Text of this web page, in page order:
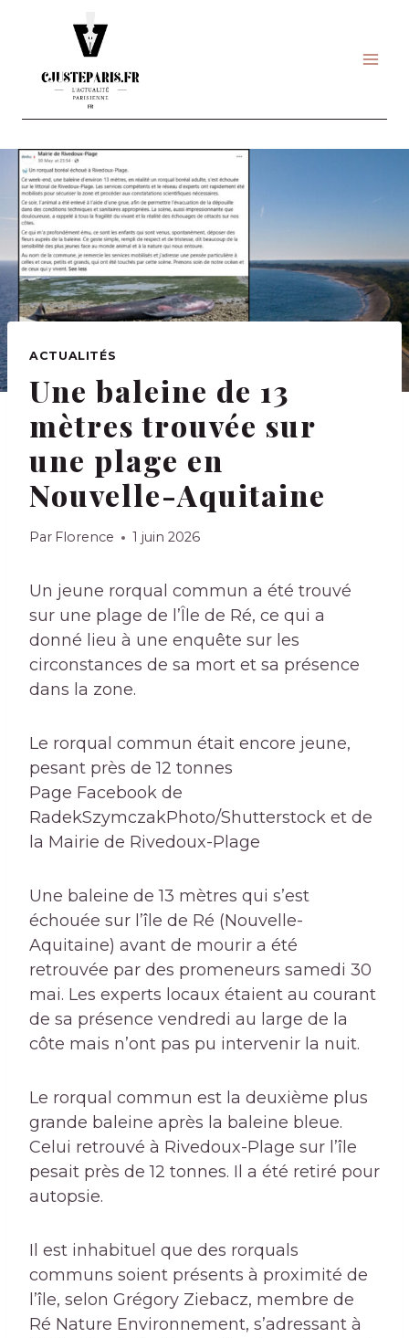
ACTUALITÉS
Une baleine de 13
mètres trouvée sur
une plage en
Nouvelle-Aquitaine
Par Florence 1 juin 2026
Un jeune rorqual commun a été trouvé
sur une plage de l’Île de Ré, ce qui a
donné lieu à une enquête sur les
circonstances de sa mort et sa présence
dans la zone.
Le rorqual commun était encore jeune,
pesant près de 12 tonnes
Page Facebook de
RadekSzymczakPhoto/Shutterstock et de
la Mairie de Rivedoux-Plage
Une baleine de 13 mètres qui s’est
échouée sur l’île de Ré (Nouvelle-
Aquitaine) avant de mourir a été
retrouvée par des promeneurs samedi 30
mai. Les experts locaux étaient au courant
de sa présence vendredi au large de la
côte mais n’ont pas pu intervenir la nuit.
Le rorqual commun est la deuxième plus
grande baleine après la baleine bleue.
Celui retrouvé à Rivedoux-Plage sur l’île
pesait près de 12 tonnes. Il a été retiré pour
autopsie.
Il est inhabituel que des rorquals
communs soient présents à proximité de
l’île, selon Grégory Ziebacz, membre de
Ré Nature Environnement, s’adressant à